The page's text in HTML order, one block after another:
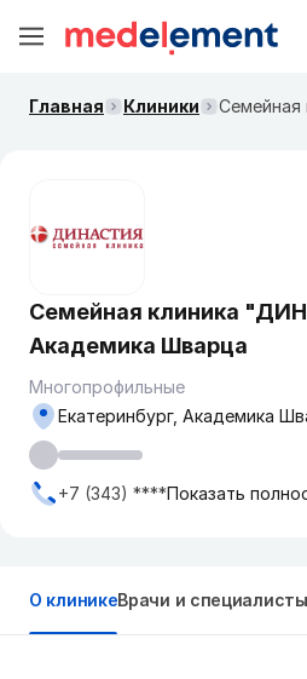
Главная Клиники
Семейная клиника
Академика Шварца
Многопрофильные
Екатеринбург,
+7 (343) ****Показать
О клиникеВрачи и специалисты